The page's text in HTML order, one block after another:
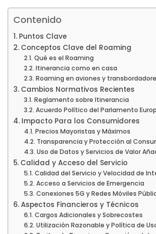
Contenido
Puntos Clave
Conceptos Clave del Roaming
Qué es el Roaming
Itinerancia como en casa
Roaming en aviones y
Cambios Normativos Recientes
Reglamento sobre Itinerancia
Acuerdo Político del Parlamento
Impacto Para los Consumidores
Precios Mayoristas y Máximos
Transparencia y Protección al
Uso de Datos y Servicios de Valor
Calidad y Acceso del Servicio
Calidad del Servicio y Velocidad de
Acceso a Servicios de Emergencia
Conexiones 5G y Redes Móviles
Aspectos Financieros y Técnicos
Cargos Adicionales y Sobrecostes
Utilización Razonable y Política de